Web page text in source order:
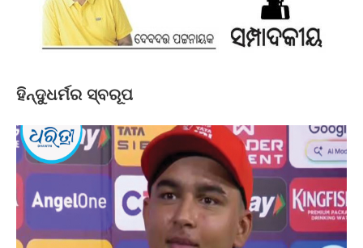
ହିନ୍ଦୁଧର୍ମର ସ୍ବରୂପ